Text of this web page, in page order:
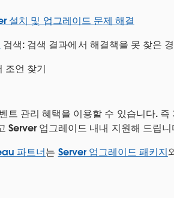
설치 및 업그레이드 문제 해결
검색: 검색 결과에서 해결책을 못 찾은
조언 찾기
트 관리 혜택을 이용할 수 있습니다.
Server 업그레이드 내내 지원해 드립니
파트너는 Server 업그레이드 패키지